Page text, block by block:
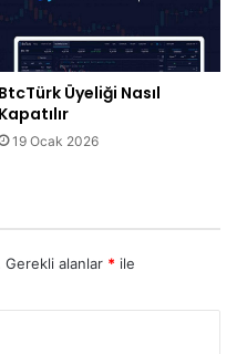
BtcTürk Üyeliği Nasıl
Kapatılır
19 Ocak 2026
Gerekli alanlar * ile